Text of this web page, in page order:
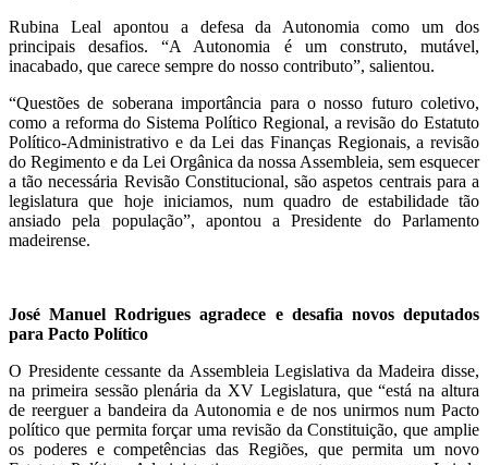
Rubina Leal apontou a defesa da Autonomia como um dos
principais desafios. “A Autonomia é um construto, mutável,
inacabado, que carece sempre do nosso contributo”, salientou.
“Questões de soberana importância para o nosso futuro coletivo,
como a reforma do Sistema Político Regional, a revisão do Estatuto
Político-Administrativo e da Lei das Finanças Regionais, a revisão
do Regimento e da Lei Orgânica da nossa Assembleia, sem esquecer
a tão necessária Revisão Constitucional, são aspetos centrais para a
legislatura que hoje iniciamos, num quadro de estabilidade tão
ansiado pela população”, apontou a Presidente do Parlamento
madeirense.
José Manuel Rodrigues agradece e desafia novos deputados
para Pacto Político
O Presidente cessante da Assembleia Legislativa da Madeira disse,
na primeira sessão plenária da XV Legislatura, que “está na altura
de reerguer a bandeira da Autonomia e de nos unirmos num Pacto
político que permita forçar uma revisão da Constituição, que amplie
os poderes e competências das Regiões, que permita um novo